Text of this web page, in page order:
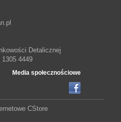
Detalicznej
1305 4449
Media społecznościowe
CStore